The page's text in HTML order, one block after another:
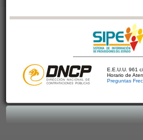
E.E.U.U. 961
Horario de
Preguntas